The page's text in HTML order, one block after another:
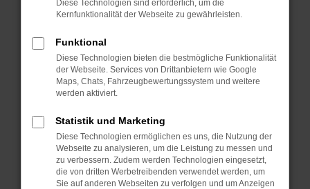
verhindern. Funktioniert die Seite in einem
anderen Browser oder in einem privaten
Starte dein Gerät neu.
Das kann manchmal helfen, vorübergehende
Probleme zu beheben.
Betriebssystem auf dem neuesten Stand
sind.
Veraltete Software birgt nicht nur ein
Sicherheitsrisiko, sondern kann auch dazu
führen, dass bestimmte Funktionen nicht mehr
Diese Technologien sind erforderlich, um die
Kernfunktionalität der Webseite zu gewährleisten.
Funktional
Diese Technologien bieten die bestmögliche Funktionalität
der Webseite. Services von Drittanbietern wie Google
Maps, Chats, Fahrzeugbewertungssystem und weitere
werden aktiviert.
Statistik und Marketing
Diese Technologien ermöglichen es uns, die Nutzung der
Webseite zu analysieren, um die Leistung zu messen und
zu verbessern. Zudem werden Technologien eingesetzt,
die von dritten Werbetreibenden verwendet werden, um
Sie auf anderen Webseiten zu verfolgen und um Anzeigen